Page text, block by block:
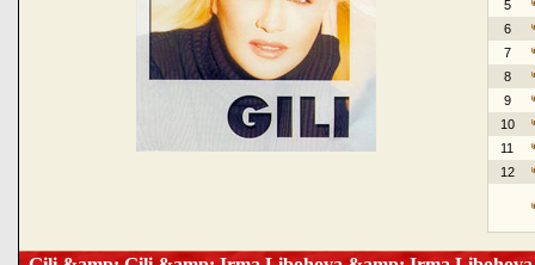
5
6
7
8
9
10
11
12